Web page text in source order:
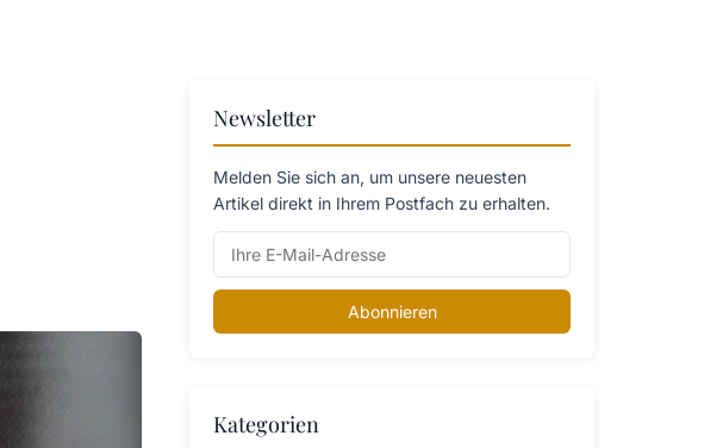
Newsletter
Melden Sie sich an, um unsere neuesten
Artikel direkt in Ihrem Postfach zu erhalten.
Abonnieren
Kategorien